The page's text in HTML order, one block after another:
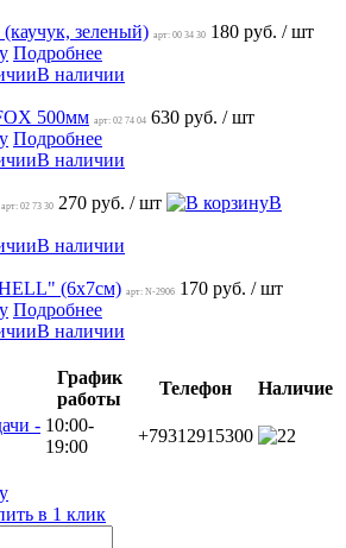
зеленый) арт: 00 34 30 180 руб. / шт
Подробнее
В наличии
500мм арт: 02 74 04 630 руб. / шт
Подробнее
В наличии
арт: 02 73 30 270 руб. / шт
В
В наличии
(6х7см) арт: N-2906 170 руб. / шт
Подробнее
В наличии
График
работы
Телефон
Наличие
- 10:00-
19:00
+79312915300
2
в 1 клик